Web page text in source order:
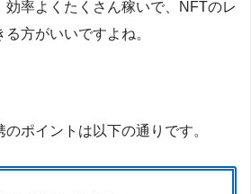
効率よくたくさん稼いで、NFTのレ
方がいいですよね。
ポイントは以下の通りです。